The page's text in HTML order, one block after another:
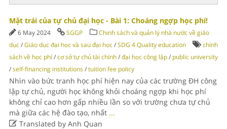
Mặt trái của tự chủ đại học - Bài 1: Choáng ngợp học phí!
6 May 2024 SGGP
Chinh sách và quản lý nhà nước về giáo
dục/Giáo dục đại học và sau đại học/SDG 4 Quality education
chính
sách về học phí/cơ sở tự chủ tài chính/đại học công lập/ public university
/self-financing institutions/tuition fee policy
Nhìn vào bức tranh học phí hiện nay của các trường ĐH công
lập tự chủ, người học không khỏi choáng ngợp khi học phí
không chỉ cao hơn gấp nhiều lần so với trường chưa tự chủ
mà giữa các hệ đào tạo, nhất ...
Translated by Anh Quan